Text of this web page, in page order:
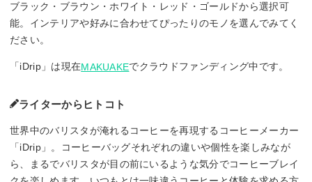
ブラック・ブラウン・ホワイト・レッド・ゴールドから選択可
能。インテリアや好みに合わせてぴったりのモノを選んでみてく
ださい。
「iDrip」は現在MAKUAKEでクラウドファンディング中です。
ライターからヒトコト
世界中のバリスタが淹れるコーヒーを再現するコーヒーメーカー
「iDrip」。コーヒーバッグそれぞれの違いや個性を楽しみなが
ら、まるでバリスタが目の前にいるような気分でコーヒーブレイ